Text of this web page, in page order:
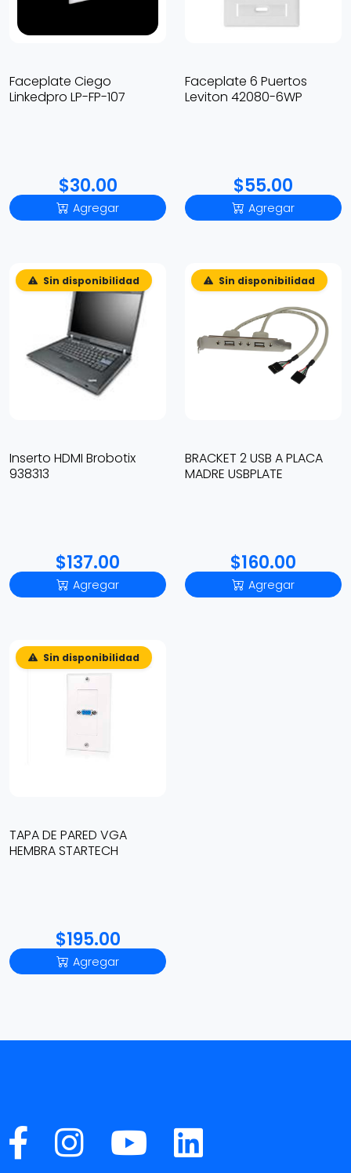
Faceplate Ciego
Linkedpro LP-FP-107
$30.00
Agregar
Faceplate 6 Puertos
Leviton 42080-6WP
$55.00
Agregar
Sin disponibilidad
Inserto HDMI Brobotix
938313
$137.00
Agregar
Sin disponibilidad
BRACKET 2 USB A PLACA
MADRE USBPLATE
$160.00
Agregar
Sin disponibilidad
TAPA DE PARED VGA
HEMBRA STARTECH
$195.00
Agregar